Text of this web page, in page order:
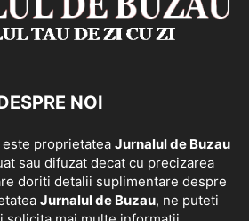
NOI
proprietatea Jurnalul de Buzau
sau difuzat decat cu precizarea
doriti detalii suplimentare despre
Jurnalul de Buzau, ne puteti